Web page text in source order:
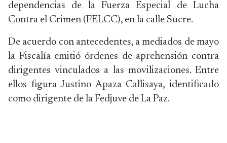
dependencias de la Fuerza Especial de Lucha
Contra el Crimen (FELCC), en la calle Sucre.
De acuerdo con antecedentes, a mediados de mayo
la Fiscalía emitió órdenes de aprehensión contra
dirigentes vinculados a las movilizaciones. Entre
ellos figura Justino Apaza Callisaya, identificado
como dirigente de la Fedjuve de La Paz.